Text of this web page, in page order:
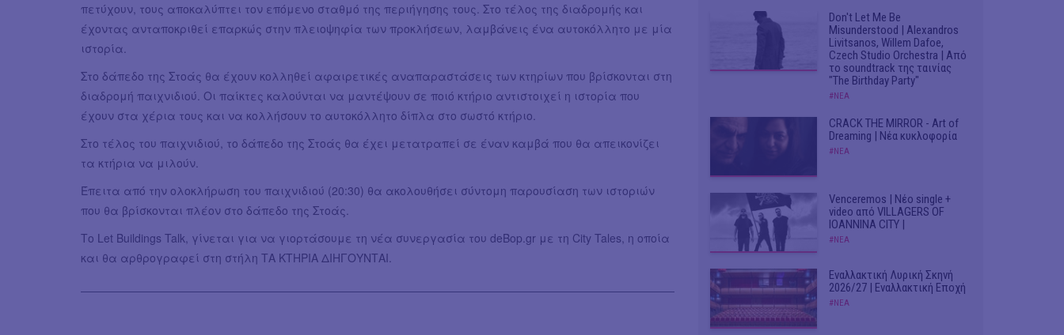
πετύχουν, τους αποκαλύπτει τον επόμενο σταθμό της περιήγησης τους. Στο τέλος της διαδρομής και
έχοντας ανταποκριθεί επαρκώς στην πλειοψηφία των προκλήσεων, λαμβάνεις ένα αυτοκόλλητο με μία
ιστορία.
Στο δάπεδο της Στοάς θα έχουν κολληθεί αφαιρετικές αναπαραστάσεις των κτηρίων που βρίσκονται στη
διαδρομή παιχνιδιού. Οι παίκτες καλούνται να μαντέψουν σε ποιό κτήριο αντιστοιχεί η ιστορία που
έχουν στα χέρια τους και να κολλήσουν το αυτοκόλλητο δίπλα στο σωστό κτήριο.
Στο τέλος του παιχνιδιού, το δάπεδο της Στοάς θα έχει μετατραπεί σε έναν καμβά που θα απεικονίζει
τα κτήρια να μιλούν.
Έπειτα από την ολοκλήρωση του παιχνιδιού (20:30) θα ακολουθήσει σύντομη παρουσίαση των ιστοριών
που θα βρίσκονται πλέον στο δάπεδο της Στοάς.
Το Let Buildings Talk, γίνεται για να γιορτάσουμε τη νέα συνεργασία του deBop.gr με τη City Tales, η οποία
και θα αρθρογραφεί στη στήλη ΤΑ ΚΤΗΡΙΑ ΔΙΗΓΟΥΝΤΑΙ.
Don't Let Me Be
Misunderstood | Alexandros
Livitsanos, Willem Dafoe,
Czech Studio Orchestra | Από
το soundtrack της ταινίας
"The Birthday Party"
#ΝΕΑ
CRACK THE MIRROR - Art of
Dreaming | Νέα κυκλοφορία
#ΝΕΑ
Venceremos | Νέο single +
video από VILLAGERS OF
IOANNINA CITY |
#ΝΕΑ
Εναλλακτική Λυρική Σκηνή
2026/27 | Εναλλακτική Εποχή
#ΝΕΑ